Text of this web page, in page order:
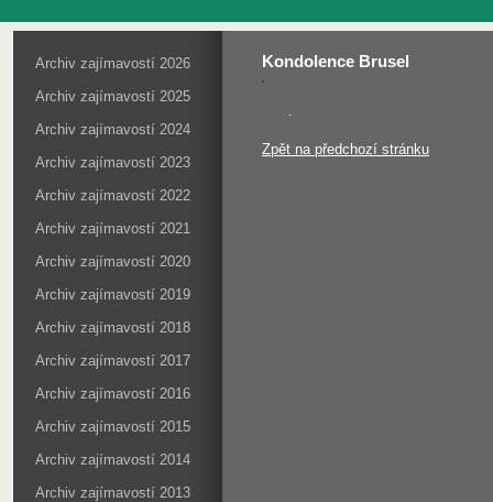
Archiv zajímavostí 2026
Archiv zajímavostí 2025
Archiv zajímavostí 2024
Archiv zajímavostí 2023
Archiv zajímavostí 2022
Archiv zajímavostí 2021
Archiv zajímavostí 2020
Archiv zajímavostí 2019
Archiv zajímavostí 2018
Archiv zajímavostí 2017
Archiv zajímavostí 2016
Archiv zajímavostí 2015
Archiv zajímavostí 2014
Archiv zajímavostí 2013
Kondolence Brusel
.
Zpět na předchozí stránku